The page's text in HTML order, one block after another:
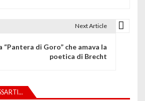
Next Article
“Pantera di Goro” che amava la
poetica di Brecht